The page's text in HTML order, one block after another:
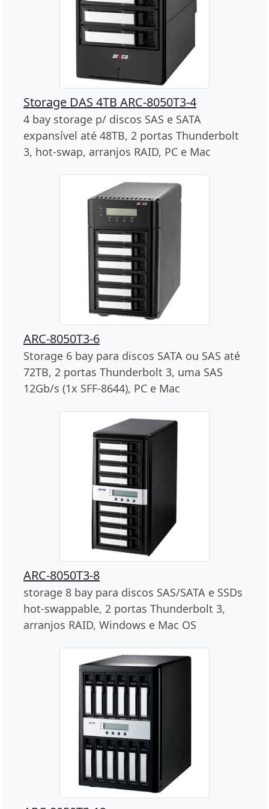
Storage DAS 4TB ARC-8050T3-4
4 bay storage p/ discos SAS e SATA
expansível até 48TB, 2 portas Thunderbolt
3, hot-swap, arranjos RAID, PC e Mac
ARC-8050T3-6
Storage 6 bay para discos SATA ou SAS até
72TB, 2 portas Thunderbolt 3, uma SAS
12Gb/s (1x SFF-8644), PC e Mac
ARC-8050T3-8
storage 8 bay para discos SAS/SATA e SSDs
hot-swappable, 2 portas Thunderbolt 3,
arranjos RAID, Windows e Mac OS